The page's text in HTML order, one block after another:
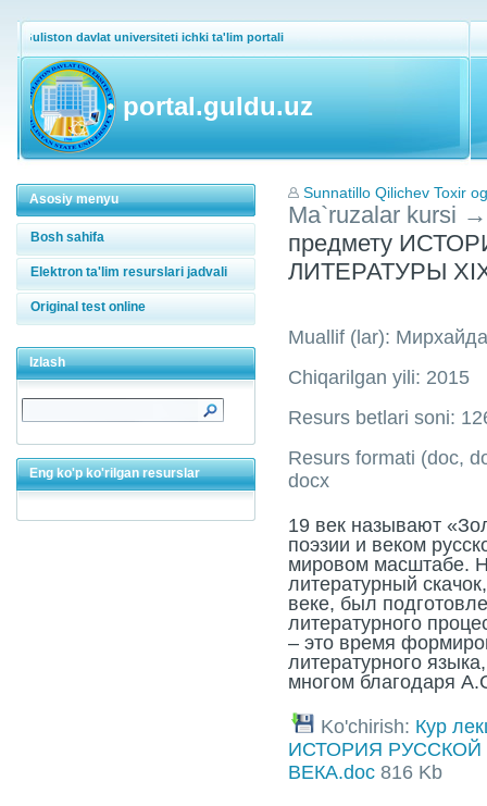
Guliston davlat universiteti ichki ta'lim portali
portal.guldu.uz
Asosiy menyu
Bosh sahifa
Elektron ta'lim resurslari jadvali
Original test online
Izlash
Eng ko'p ko'rilgan resurslar
Sunnatillo Qilichev Toxir
Ma`ruzalar kursi →
предмету
ЛИТЕРАТУРЫ
Muallif (lar):
Chiqarilgan yili: 2015
Resurs betlari soni:
Resurs formati (doc,
docx
19 век называют
поэзии и веком
мировом масштабе.
литературный
веке, был
литературного
– это время
литературного
многом благодаря
Ko'chirish: Кур
ИСТОРИЯ РУССКОЙ
ВЕКА.doc 816 Kb